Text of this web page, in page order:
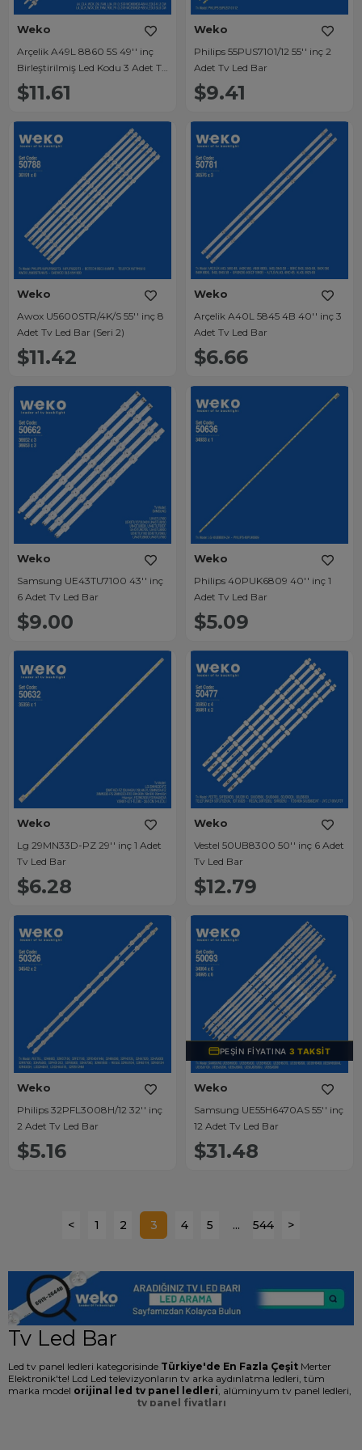
Weko
Arçelik A49L 8860 5S 49'' inç
Birleştirilmiş Led Kodu 3 Adet Tv
Led Bar
$11.61
Weko
Philips 55PUS7101/12 55'' inç 2
Adet Tv Led Bar
$9.41
Weko
Awox U5600STR/4K/S 55'' inç 8
Adet Tv Led Bar (Seri 2)
$11.42
Weko
Arçelik A40L 5845 4B 40'' inç 3
Adet Tv Led Bar
$6.66
Weko
Samsung UE43TU7100 43'' inç
6 Adet Tv Led Bar
$9.00
Weko
Philips 40PUK6809 40'' inç 1
Adet Tv Led Bar
$5.09
Weko
Lg 29MN33D-PZ 29'' inç 1 Adet
Tv Led Bar
$6.28
Weko
Vestel 50UB8300 50'' inç 6 Adet
Tv Led Bar
$12.79
Weko
Philips 32PFL3008H/12 32'' inç
2 Adet Tv Led Bar
$5.16
PEŞIN FIYATINA3 TAKSIT
Weko
Samsung UE55H6470AS 55'' inç
12 Adet Tv Led Bar
$31.48
< 1 2 3 4 5 ... 544 >
Tv Led Bar
Led tv panel ledleri kategorisinde Türkiye'de En Fazla Çeşit Merter
Elektronik'te! Lcd Led televizyonların tv arka aydınlatma ledleri, tüm
marka model orijinal led tv panel ledleri, alüminyum tv panel ledleri,
tv panel fiyatları